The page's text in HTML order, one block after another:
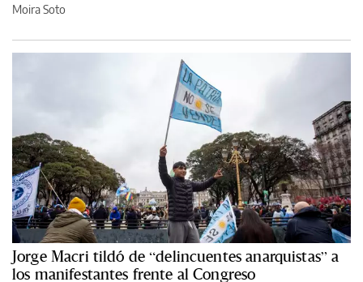
Moira Soto
Jorge Macri tildó de “delincuentes anarquistas” a
los manifestantes frente al Congreso